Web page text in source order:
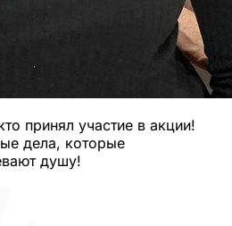
принял участие в акции!
дела, которые
душу!